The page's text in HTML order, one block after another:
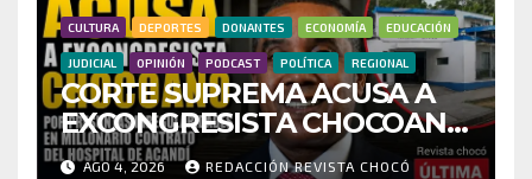
CULTURA DEPORTES DONANTES ECONOMÍA EDUCACIÓN
JUDICIAL OPINIÓN PODCAST POLÍTICA REGIONAL
CORTE SUPREMA ACUSA A
EXCONGRESISTA CHOCOANO
POR PRESUNTAS
AGO 4, 2026 REDACCIÓN REVISTA CHOCÓ